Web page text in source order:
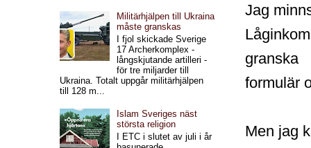
Jag
granska
formulär
Men jag
Militärhjälpen till Ukraina
måste granskas
I fjol skickade Sverige
17 Archerkomplex -
långskjutande artilleri -
för tre miljarder till
Ukraina. Totalt uppgår militärhjälpen
till 128 m...
Islam Sveriges näst
största religion
I ETC i slutet av juli i år